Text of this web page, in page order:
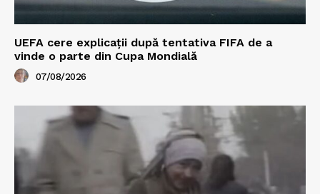
UEFA cere explicații după tentativa FIFA de a
vinde o parte din Cupa Mondială
07/08/2026